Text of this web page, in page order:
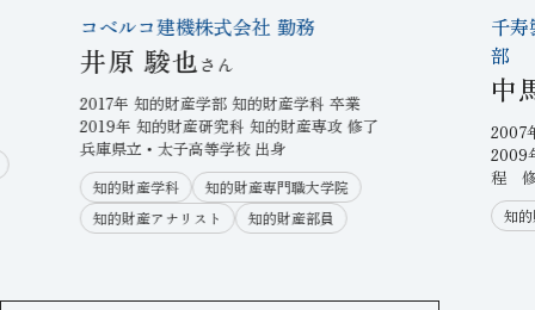
Voice
「守り」と「攻め」の知的財産活
動で、
企業の競争力を高める。
コベルコ建機株式会社 勤務
井原 駿也
2017年 知的財産学部 知的財産学科 卒業
2019年 知的財産研究科 知的財産専攻 修了
兵庫県立・太子高等学校 出身
知的財産学科
知的財産専門職大学院
知的財産アナリスト
知的財産部員
千
部
中
2007
2009
程
知